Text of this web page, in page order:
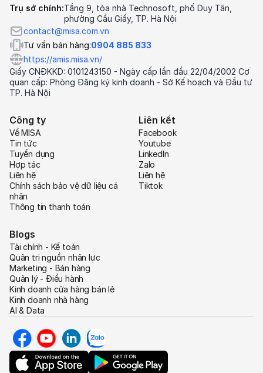
Trụ sở chính:Tầng 9, tòa nhà Technosoft, phố Duy Tân,
phường Cầu Giấy, TP. Hà Nội
contact@misa.com.vn
Tư vấn bán hàng:0904 885 833
https://amis.misa.vn/
Giấy CNĐKKD: 0101243150 - Ngày cấp lần đầu 22/04/2002 Cơ
quan cấp: Phòng Đăng ký kinh doanh - Sở Kế hoạch và Đầu tư
TP. Hà Nội
Công ty
Về MISA
Tin tức
Tuyển dụng
Hợp tác
Liên hệ
Chính sách bảo vệ dữ liệu cá
nhân
Thông tin thanh toán
Liên kết
Facebook
Youtube
LinkedIn
Zalo
Liên hệ
Tiktok
Blogs
Tài chính - Kế toán
Quản trị nguồn nhân lực
Marketing - Bán hàng
Quản lý - Điều hành
Kinh doanh cửa hàng bán lẻ
Kinh doanh nhà hàng
AI & Data